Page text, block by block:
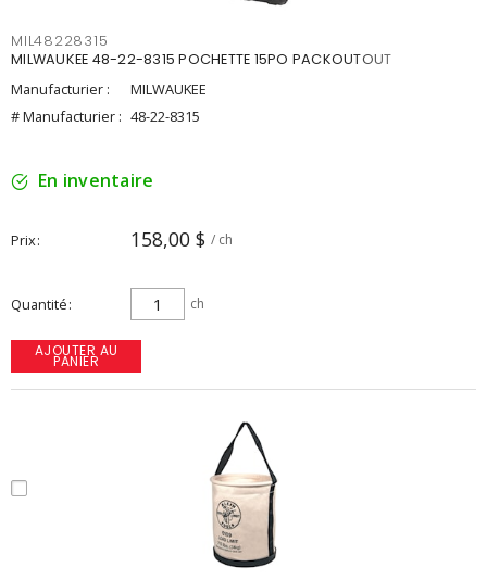
MIL48228315
MILWAUKEE 48-22-8315 POCHETTE 15PO PACKOUTOUT
Manufacturier :
MILWAUKEE
# Manufacturier : 48-22-8315
En inventaire
Prix 158,00 $ / ch
Quantité ch
AJOUTER AU
PANIER